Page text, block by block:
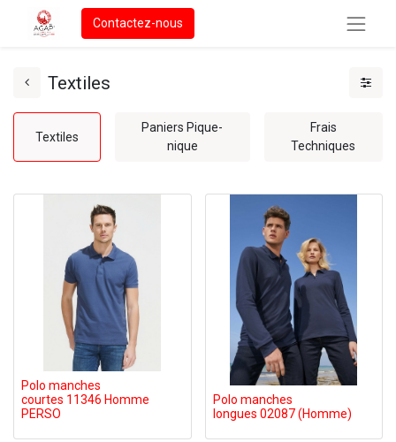
Contactez-nous
Textiles
Textiles
Paniers Pique-
nique
Frais
Techniques
Polo manches
courtes 11346 Homme
PERSO
Polo manches
longues 02087 (Homme)